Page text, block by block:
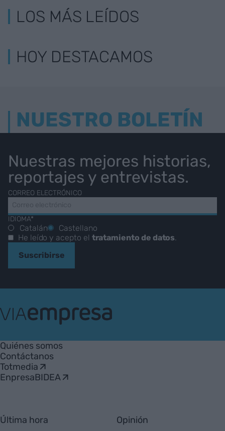
LOS MÁS LEÍDOS
HOY DESTACAMOS
NUESTRO BOLETÍN
Nuestras mejores historias,
reportajes y entrevistas.
CORREO ELECTRÓNICO
IDIOMA*
Catalán
Castellano
He leído y acepto el tratamiento de datos
Suscribirse
Empresa
Quiénes somos
Contáctanos
Totmedia
EnpresaBIDEA
Última hora Opinión